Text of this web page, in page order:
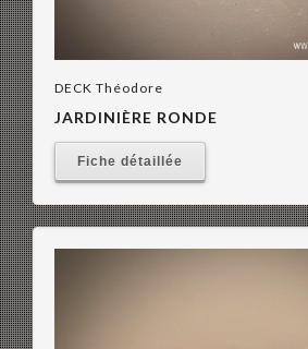
DECK Théodore
JARDINIÈRE RONDE
Fiche détaillée